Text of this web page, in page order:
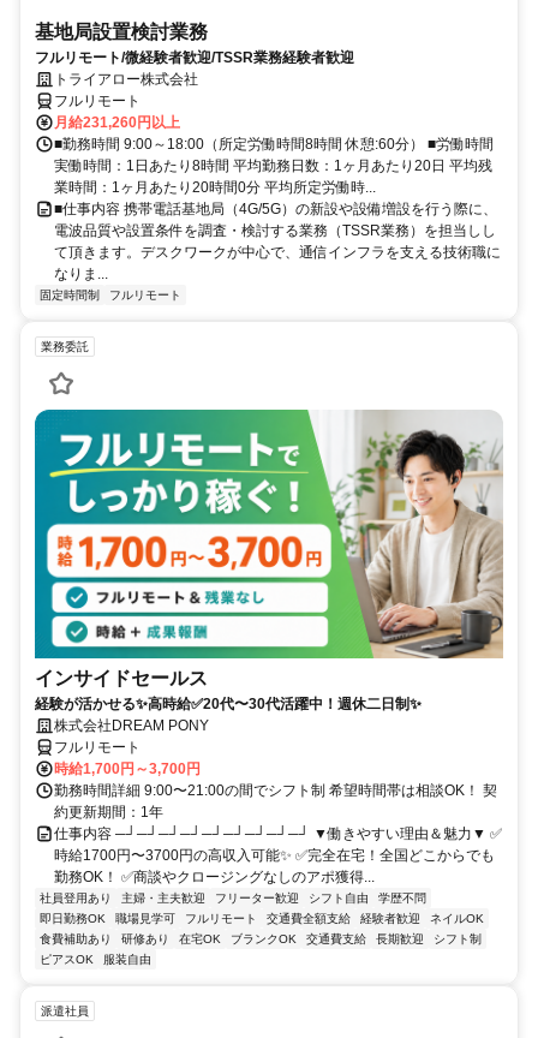
基地局設置検討業務
フルリモート/微経験者歓迎/TSSR業務経験者歓迎
トライアロー株式会社
フルリモート
月給231,260円以上
■勤務時間 9:00～18:00（所定労働時間8時間 休憩:60分） ■労働時間
実働時間：1日あたり8時間 平均勤務日数：1ヶ月あたり20日 平均残
業時間：1ヶ月あたり20時間0分 平均所定労働時...
■仕事内容 携帯電話基地局（4G/5G）の新設や設備増設を行う際に、
電波品質や設置条件を調査・検討する業務（TSSR業務）を担当しし
て頂きます。デスクワークが中心で、通信インフラを支える技術職に
なりま...
固定時間制 フルリモート
業務委託
インサイドセールス
経験が活かせる✨高時給✅20代〜30代活躍中！週休二日制✨
株式会社DREAM PONY
フルリモート
時給1,700円～3,700円
勤務時間詳細 9:00〜21:00の間でシフト制 希望時間帯は相談OK！ 契
約更新期間：1年
仕事内容 ─┘─┘─┘─┘─┘─┘─┘─┘─┘ ▼働きやすい理由＆魅力▼ ✅
時給1700円〜3700円の高収入可能✨ ✅完全在宅！全国どこからでも
勤務OK！ ✅商談やクロージングなしのアポ獲得...
社員登用あり 主婦・主夫歓迎 フリーター歓迎 シフト自由
学歴不問
即日勤務OK
職場見学可 フルリモート 交通費全額支給 経験者歓迎
ネイルOK
食費補助あり
研修あり 在宅OK ブランクOK 交通費支給 長期歓迎
シフト制
ピアスOK
服装自由
派遣社員